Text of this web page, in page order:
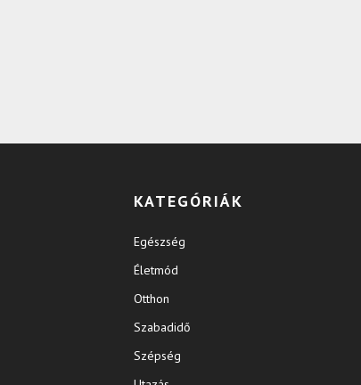
KATEGÓRIÁK
Egészség
Életmód
Otthon
Szabadidő
Szépség